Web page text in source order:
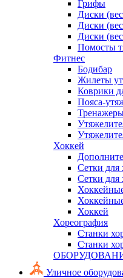
Грифы
Диски
Диски
Диски
Помосты
Фитнес
Бодибар
Жилеты
Коврики
Пояса-
Хоккей
Сетки для
Сетки для
Хоккей
Хореография
Станки
Станки
Уличное